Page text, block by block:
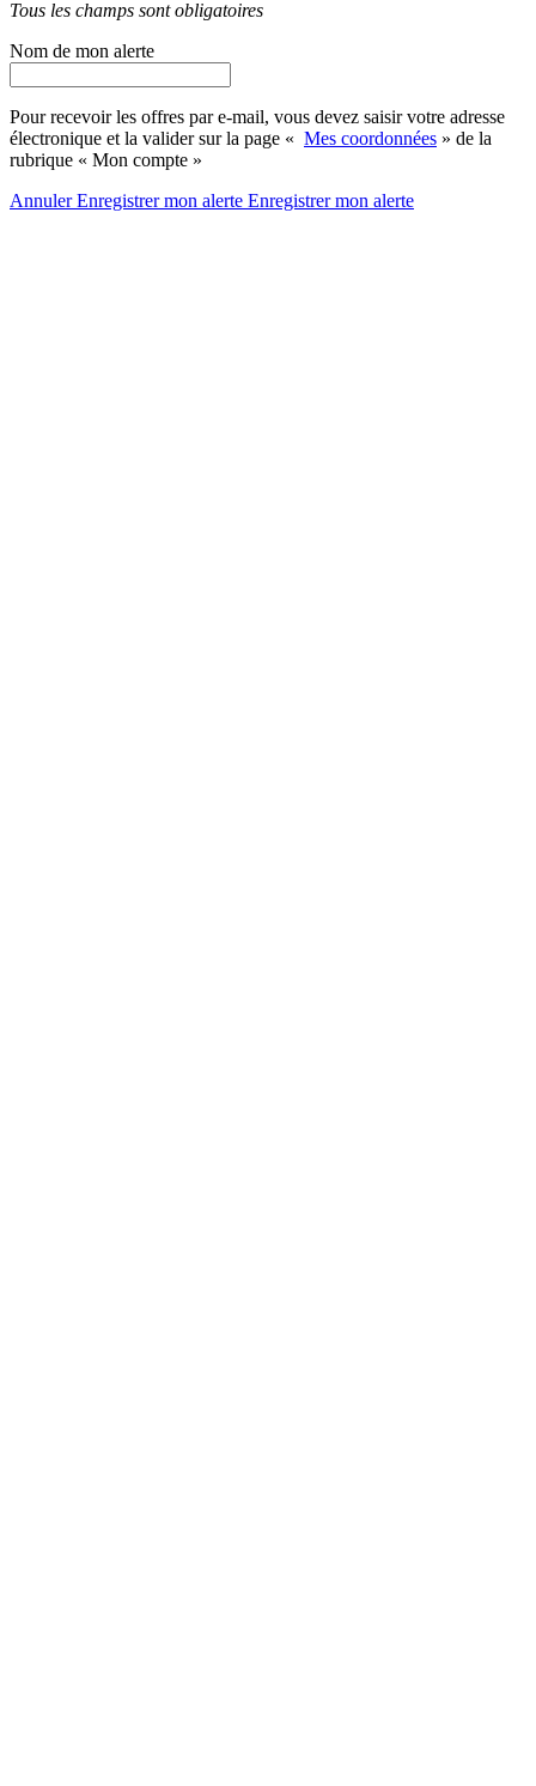
Tous les champs sont obligatoires
Nom de mon alerte
Pour recevoir les offres par e-mail, vous devez saisir votre adresse
électronique et la valider sur la page « Mes coordonnées » de la
rubrique « Mon compte »
AnnulerEnregistrer mon alerte Enregistrermon alerte